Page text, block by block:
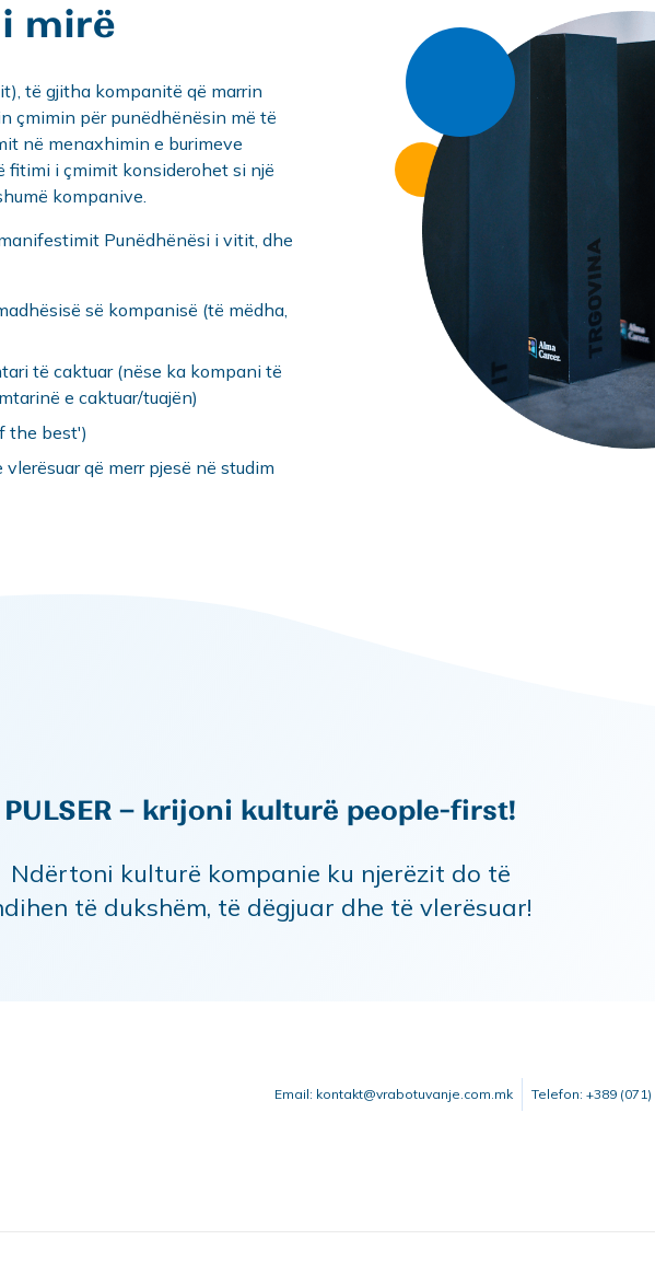
mirë
të gjitha kompanitë që marrin
çmimin për punëdhënësin më të
në menaxhimin e burimeve
fitimi i çmimit konsiderohet si një
kompanive.
Punëdhënësi i vitit, dhe
së kompanisë (të mëdha,
të caktuar (nëse ka kompani të
e caktuar/tuajën)
the best')
që merr pjesë në studim
PULSER – krijoni kulturë people-first!
Ndërtoni kulturë kompanie ku njerëzit do të
të dukshëm, të dëgjuar dhe të vlerësuar!
Email: kontakt@vrabotuvanje.com.mk Telefon: +389 (071)